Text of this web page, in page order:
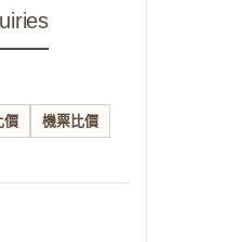
價 機票比價